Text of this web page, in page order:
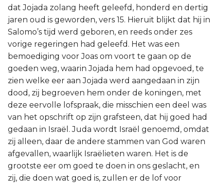
dat Jojada zolang heeft geleefd, honderd en dertig
jaren oud is geworden, vers 15. Hieruit blijkt dat hij in
Salomo’s tijd werd geboren, en reeds onder zes
vorige regeringen had geleefd. Het was een
bemoediging voor Joas om voort te gaan op de
goeden weg, waarin Jojada hem had opgevoed, te
zien welke eer aan Jojada werd aangedaan in zijn
dood, zij begroeven hem onder de koningen, met
deze eervolle lofspraak, die misschien een deel was
van het opschrift op zijn grafsteen, dat hij goed had
gedaan in Israël. Juda wordt Israël genoemd, omdat
zij alleen, daar de andere stammen van God waren
afgevallen, waarlijk Israëlieten waren. Het is de
grootste eer om goed te doen in ons geslacht, en
zij, die doen wat goed is, zullen er de lof voor